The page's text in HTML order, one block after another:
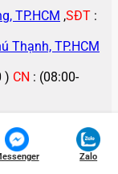
TP.HCM ,SĐT :
Thạnh, TP.HCM
) CN : (08:00-
Zalo